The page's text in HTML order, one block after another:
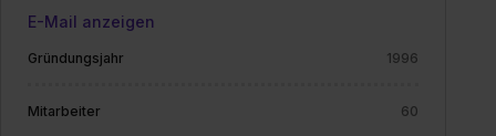
E-Mail anzeigen
Gründungsjahr 1996
Mitarbeiter 60